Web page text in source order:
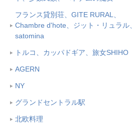
フランス貸別荘、GITE RURAL、
Chambre d'hote、ジット・リュラル、
satomina
トルコ、カッパドギア、旅女SHIHO
AGERN
NY
グランドセントラル駅
北欧料理